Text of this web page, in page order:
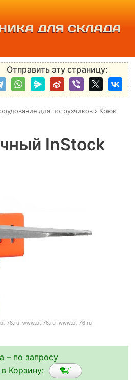
ДЛЯ СКЛАДА
Отправить эту страницу:
для погрузчиков› Крюк
InStock
– по запросу
Корзину: